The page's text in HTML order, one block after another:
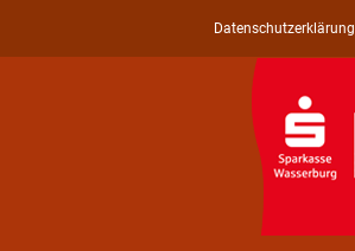
Datenschutzerklärung